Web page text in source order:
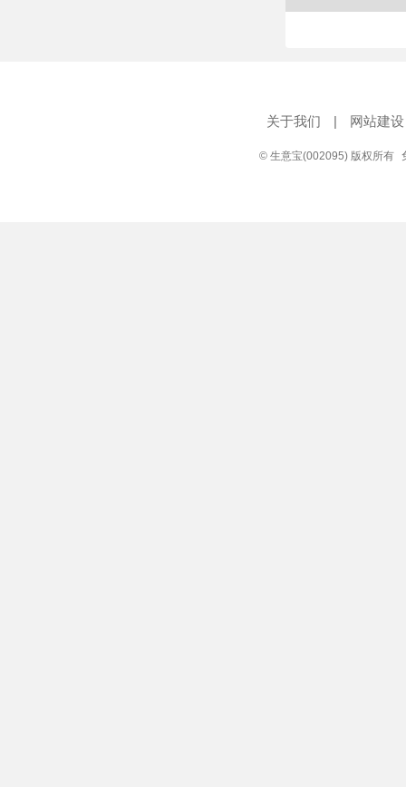
关于我们 | 网站建设
© 生意宝(002095) 版权所有